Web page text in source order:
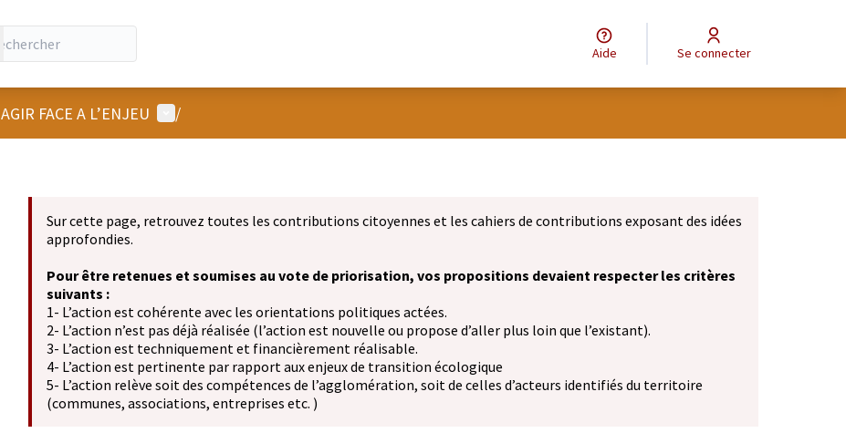
Aide Se connecter
AGIR FACE A L’ENJEU Menu utilisateur
/
Sur cette page, retrouvez toutes les contributions citoyennes et les cahiers de contributions exposant des idées
approfondies.
Pour être retenues et soumises au vote de priorisation, vos propositions devaient respecter les critères
suivants :
1- L’action est cohérente avec les orientations politiques actées.
2- L’action n’est pas déjà réalisée (l’action est nouvelle ou propose d’aller plus loin que l’existant).
3- L’action est techniquement et financièrement réalisable.
4- L’action est pertinente par rapport aux enjeux de transition écologique
5- L’action relève soit des compétences de l’agglomération, soit de celles d’acteurs identifiés du territoire
(communes, associations, entreprises etc. )